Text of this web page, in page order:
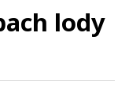
lody